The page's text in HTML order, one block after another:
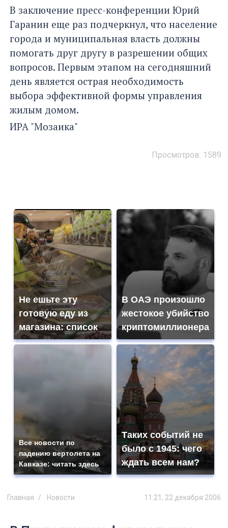
В заключение пресс-конференции Юрий
Гаранин еще раз подчеркнул, что население
города и муниципальная власть должны
помогать друг другу в разрешении общих
вопросов. Первым этапом на сегодняшний
день является острая необходимость
выбора эффективной формы управления
жилым домом.
ИРА "Мозаика"
Просмотров: 1589
Не ешьте эту
готовую еду из
магазина: список
В ОАЭ произошло
жестокое убийство
криптомиллионера
Все новости по
падению вертолета на
Кавказе: читать здесь
Таких событий не
было с 1945: чего
ждать всем нам?
Главная Новости 11:21, 22 декабря 2006